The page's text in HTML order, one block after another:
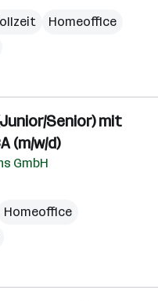
Homeoffice
Senior) mit
(m/w/d)
GmbH
Homeoffice